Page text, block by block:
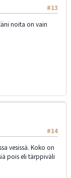
#13
noita on vain
#14
vesissä. Koko on
pois eli tärppiväli